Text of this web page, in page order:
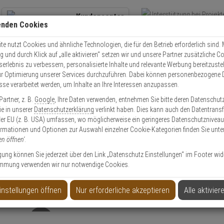
Kundencenter
Kontaktservice nutzen
Mo. - Do.: 8:00 - 16:30 Fr. 8:00 - 14:00 Uhr
Zutritt Einbruch
900/1800 GSM Antenne
Produktinformationen
Antenne, Zubehörartikel
Cookies
nutzt Cookies und ähnliche Technologien, die für den Betrieb erforderlich sind.
und durch Klick auf „alle aktivieren“ setzen wir und unsere Partner zusätzliche
zu verbessern, personalisierte Inhalte und relevante Werbung
Optimierung unserer Services durchzuführen. Dabei können personenbezogene
verarbeitet werden, um Inhalte an Ihre Interessen anzupassen.
z. B. Google , Ihre Daten verwenden, entnehmen Sie bitte deren
in unserer Datenschutzerklärung verlinkt haben. Dies kann auch den
EU (z. B. USA) umfassen, wo möglicherweise ein geringeres Datenschutzniveau
und Optionen zur Auswahl einzelner Cookie-Kategorien finden Sie
öffnen'.
können Sie jederzeit über den Link „Datenschutz Einstellungen“ im Footer
verwenden wir nur notwendige Cookies.
öffnen Nur erforderliche akzeptieren Alle